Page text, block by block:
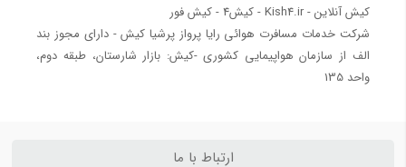
کشورهای بدون ویزا برای ایرانیان
بار همراه مسافر
‎کیش آنلاین - Kish4.ir - کیش4 - کیش فور
‎شرکت خدمات مسافرت هوائی رایا پرواز پرشیا کیش - دارای مجوز بند
الف از سازمان هواپیمایی کشوری ‎-کیش: بازار شارستان، طبقه دوم،
واحد 135
ارتباط با ما